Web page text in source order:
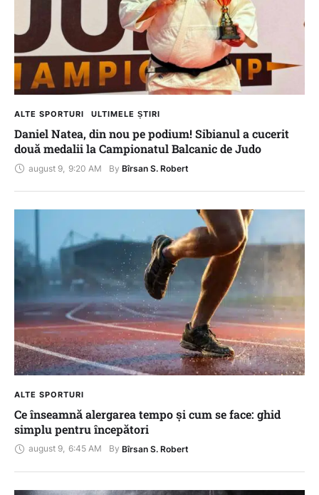
ALTE SPORTURI ULTIMELE ȘTIRI
Daniel Natea, din nou pe podium! Sibianul a cucerit
două medalii la Campionatul Balcanic de Judo
august 9 9:20 AM By Bîrsan S. Robert
ALTE SPORTURI
Ce înseamnă alergarea tempo și cum se face: ghid
simplu pentru începători
august 9, 6:45 AM By Bîrsan S. Robert